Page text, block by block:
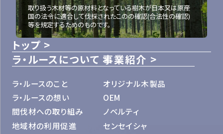
トップ
ラ・ルースについて
ラ・ルースのこと
ラ・ルースの想い
間伐材への取り組み
地域材の利用促進
事業紹介
オリジナル木製品
OEM
ノベルティ
センセイシャ
取り扱う木材等の原材料となっている樹木が日本又は原産
国の法令に適合して伐採されたこのの確認(合法性の確認)
等を規定するためのものです。